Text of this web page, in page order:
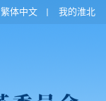
繁体中文 我的淮北